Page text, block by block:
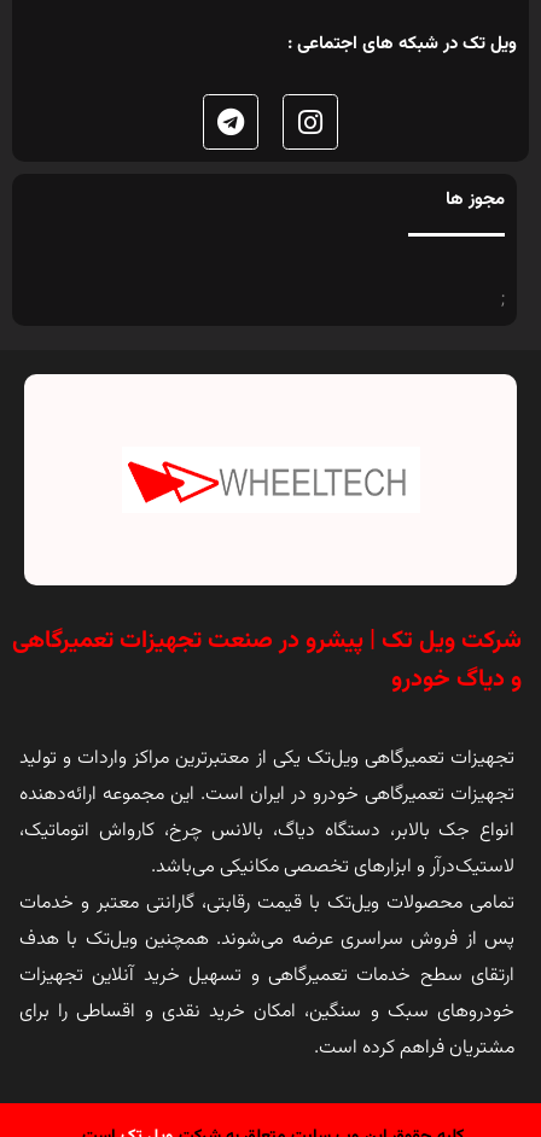
ویل تک در شبکه های اجتماعی :
مجوز ها
;
شرکت ویل تک | پیشرو در صنعت تجهیزات تعمیرگاهی
و دیاگ خودرو
تجهیزات تعمیرگاهی ویل‌تک یکی از معتبرترین مراکز واردات و تولید
تجهیزات تعمیرگاهی خودرو در ایران است. این مجموعه ارائه‌دهنده
انواع جک بالابر، دستگاه دیاگ، بالانس چرخ، کارواش اتوماتیک،
لاستیک‌درآر و ابزارهای تخصصی مکانیکی می‌باشد.
تمامی محصولات ویل‌تک با قیمت رقابتی، گارانتی معتبر و خدمات
پس از فروش سراسری عرضه می‌شوند. همچنین ویل‌تک با هدف
ارتقای سطح خدمات تعمیرگاهی و تسهیل خرید آنلاین تجهیزات
خودروهای سبک و سنگین، امکان خرید نقدی و اقساطی را برای
مشتریان فراهم کرده است.